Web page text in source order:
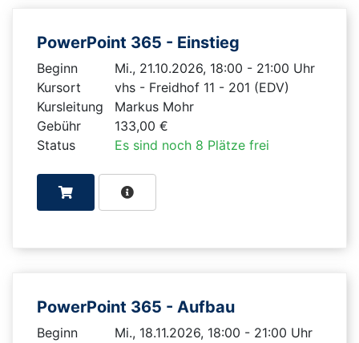
PowerPoint 365 - Einstieg
Beginn
Mi., 21.10.2026, 18:00 - 21:00 Uhr
Kursort
vhs - Freidhof 11 - 201 (EDV)
Kursleitung
Markus Mohr
Gebühr
133,00 €
Status
Es sind noch 8 Plätze frei
PowerPoint 365 - Aufbau
Beginn
Mi., 18.11.2026, 18:00 - 21:00 Uhr